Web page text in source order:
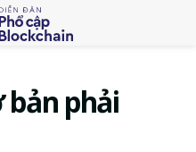
phải